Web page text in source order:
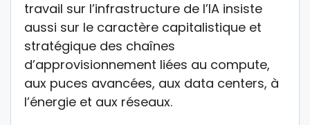
travail sur l’infrastructure de l’IA insiste
aussi sur le caractère capitalistique et
stratégique des chaînes
d’approvisionnement liées au compute,
aux puces avancées, aux data centers, à
l’énergie et aux réseaux.